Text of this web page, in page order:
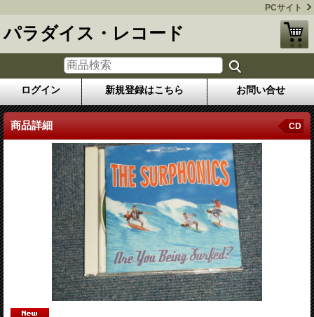
PCサイト
パラダイス・レコード
ログイン 新規登録はこちら お問い合せ
商品詳細 CD